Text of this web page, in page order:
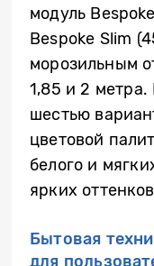
модуль
Bespoke Slim
морозильным
1,85 и 2
шестью
цветовой
белого и
ярких
Бытовая
для